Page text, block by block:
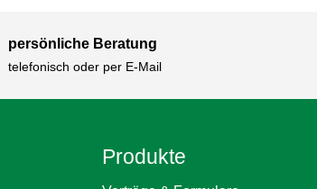
persönliche Beratung
telefonisch oder per E-Mail
Produkte